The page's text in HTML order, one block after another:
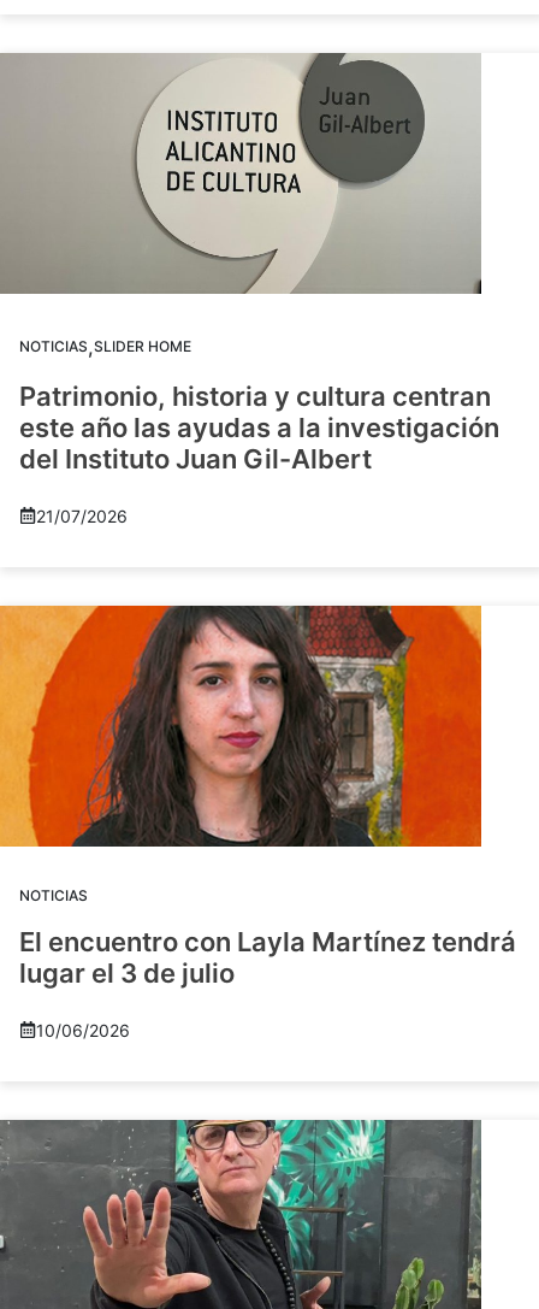
NOTICIAS,SLIDER HOME
Patrimonio, historia y cultura centran
este año las ayudas a la investigación
del Instituto Juan Gil-Albert
21/07/2026
NOTICIAS
El encuentro con Layla Martínez tendrá
lugar el 3 de julio
10/06/2026